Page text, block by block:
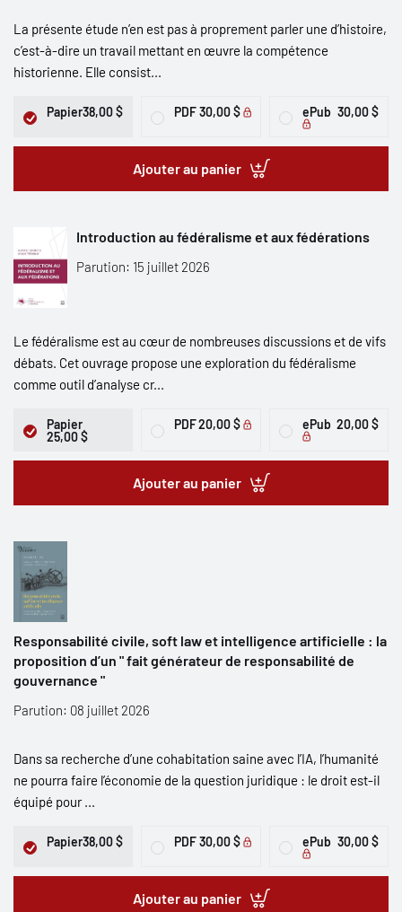
La présente étude n’en est pas à proprement parler une d’histoire,
c’est-à-dire un travail mettant en œuvre la compétence
historienne. Elle consist...
Papier38,00 $ PDF30,00 $ ePub 30,00 $
Ajouter au panier
Introduction au fédéralisme et aux fédérations
Parution: 15 juillet 2026
Le fédéralisme est au cœur de nombreuses discussions et de vifs
débats. Cet ouvrage propose une exploration du fédéralisme
comme outil d’analyse cr...
Papier
25,00 $
PDF20,00 $ ePub 20,00 $
Ajouter au panier
Responsabilité civile, soft law et intelligence artificielle : la
proposition d’un " fait générateur de responsabilité de
gouvernance "
Parution: 08 juillet 2026
Dans sa recherche d’une cohabitation saine avec l’IA, l’humanité
ne pourra faire l’économie de la question juridique : le droit est-il
équipé pour ...
Papier38,00 $ PDF30,00 $ ePub 30,00 $
Ajouter au panier